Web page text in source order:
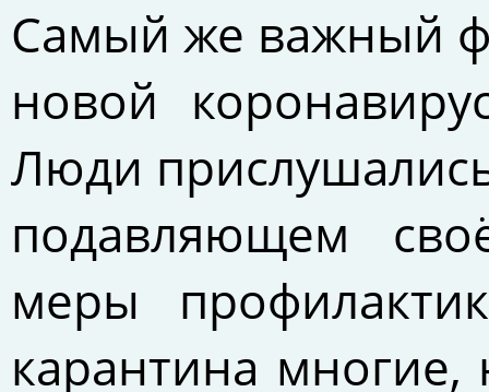
Самый же важный
новой
Люди
подавляющем
меры
карантина многие,